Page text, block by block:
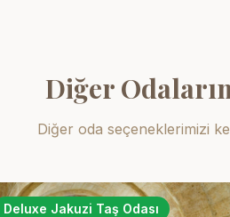
Diğer
Diğer oda seçeneklerimizi
Deluxe Jakuzi Taş Odası